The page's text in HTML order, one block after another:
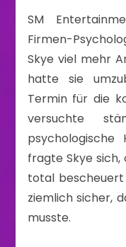
SM
Firmen-
Skye viel mehr
hatte sie
Termin für die
versuchte
fragte Skye
total
ziemlich sicher,
musste.